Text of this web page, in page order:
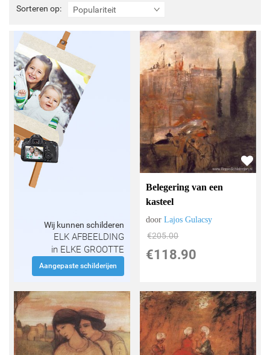
Sorteren op: Populariteit
Sorteren
op:
Wij kunnen schilderen
ELK AFBEELDING
in ELKE GROOTTE
Aangepaste schilderijen
Belegering van een
kasteel
doorLajos Gulacsy
€205.00
€118.90